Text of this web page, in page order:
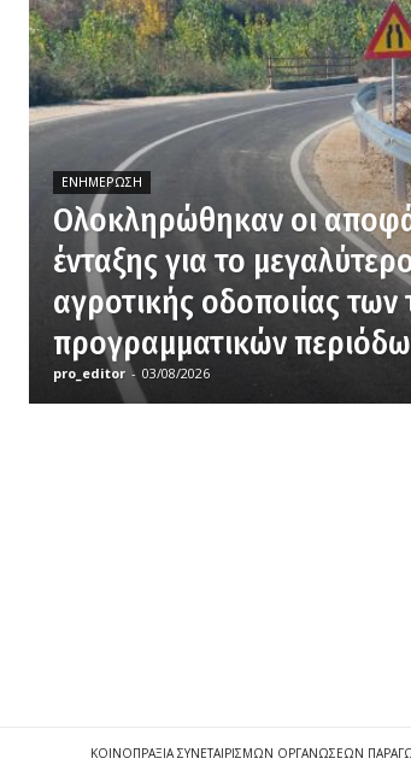
ΕΝΗΜΈΡΩΣΗ
Ολοκληρώθηκαν οι
ένταξης για το
αγροτικής οδοποιίας των
προγραμματικών
pro_editor - 03/08/2026
ΚΟΙΝΟΠΡΑΞΙΑ ΣΥΝΕΤΑΙΡΙΣΜΩΝ ΟΡΓΑΝΩΣΕΩΝ